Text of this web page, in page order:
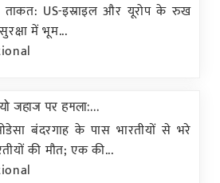
ताकत: US-इस्राइल और यूरोप के रुख
में भूम...
जहाज पर हमला:...
बंदरगाह के पास भारतीयों से भरे
की मौत; एक की...